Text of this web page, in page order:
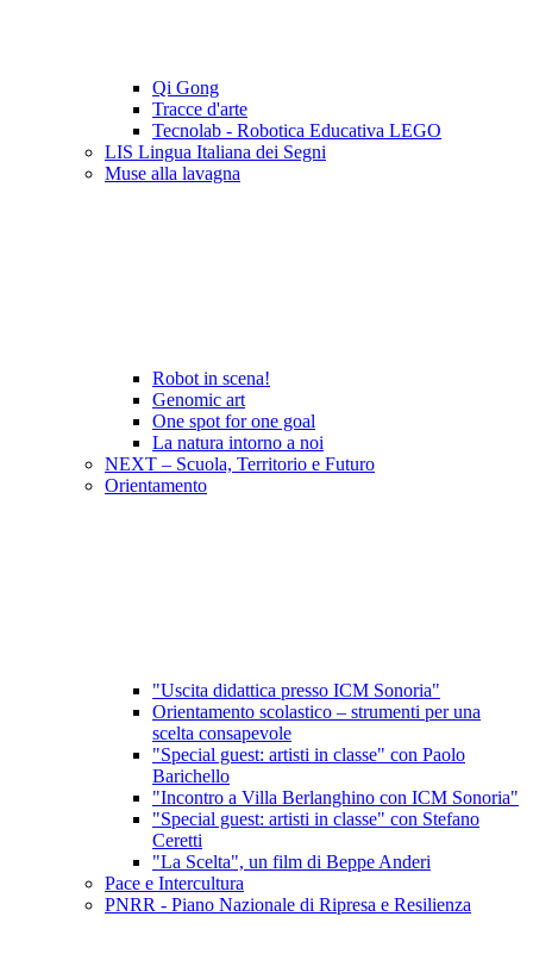
Qi Gong
Tracce d'arte
Tecnolab - Robotica Educativa LEGO
LIS Lingua Italiana dei Segni
Muse alla lavagna
Robot in scena!
Genomic art
One spot for one goal
La natura intorno a noi
NEXT – Scuola, Territorio e Futuro
Orientamento
"Uscita didattica presso ICM Sonoria"
Orientamento scolastico – strumenti per una
scelta consapevole
"Special guest: artisti in classe" con Paolo
Barichello
"Incontro a Villa Berlanghino con ICM Sonoria"
"Special guest: artisti in classe" con Stefano
Ceretti
"La Scelta", un film di Beppe Anderi
Pace e Intercultura
PNRR - Piano Nazionale di Ripresa e Resilienza